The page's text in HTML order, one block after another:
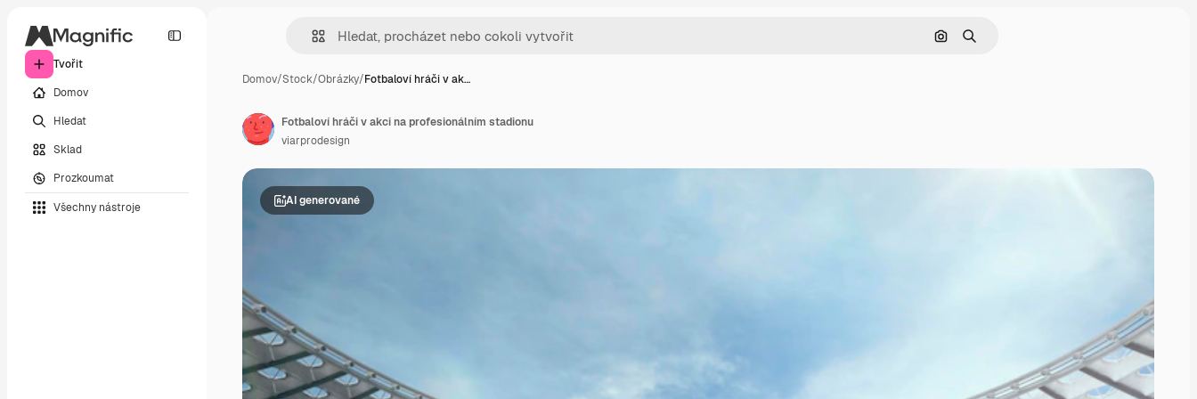
Tvořit
Domov
Hledat
Sklad
Prozkoumat
Všechny nástroje
Hledat podle obrázku
Hledat
Domov/Stock/Obrázky/Fotbaloví hráči v ak…
AI generované
Fotbaloví hráči v akci na profesionálním stadionu
viarprodesign